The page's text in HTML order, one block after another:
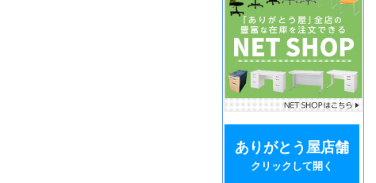
ありがとう屋店舗
クリックして開く